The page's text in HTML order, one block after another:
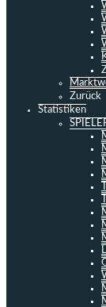
Zurück
Statistiken